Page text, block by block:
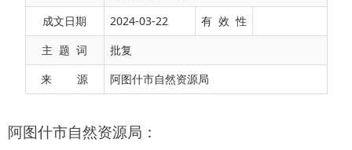
成文日期
2024-03-22
有 效 性
主 题 词
批复
来 源
阿图什市自然资源局
你局上报的《关于重新公布阿图什市区片综合
地价的请示》（阿自然资字〔2024〕110号）已收
悉，经阿图什市人民政府会议研究，现批复如下：
农用地区片综合地价执行标准，自2024年3月25日